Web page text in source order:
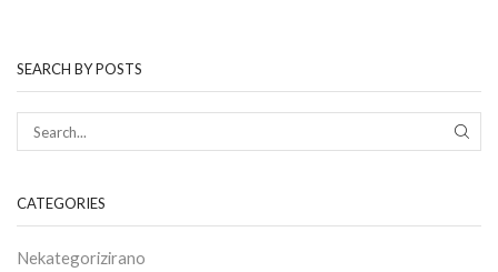
SEARCH BY POSTS
CATEGORIES
Nekategorizirano